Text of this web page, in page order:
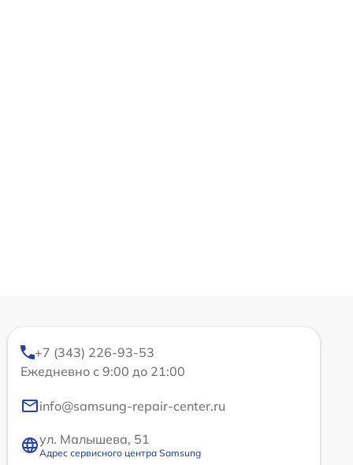
+7 (343) 226-93-53
Ежедневно с 9:00 до 21:00
info@samsung-repair-center.ru
ул. Малышева, 51
Адрес сервисного центра Samsung